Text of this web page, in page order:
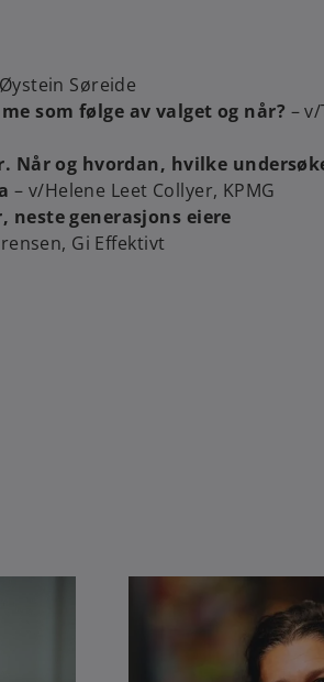
Søreide
som følge av valget og når? –
Når og hvordan, hvilke
– v/Helene Leet Collyer, KPMG
neste generasjons eiere
Gi Effektivt